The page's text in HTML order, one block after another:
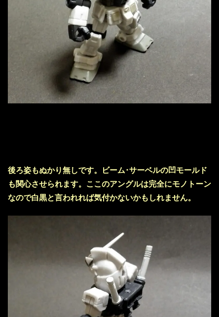
後ろ姿もぬかり無しです。ビーム･サーベルの凹モールド
も関心させられます。ここのアングルは完全にモノトーン
なので白黒と言われれば気付かないかもしれません。